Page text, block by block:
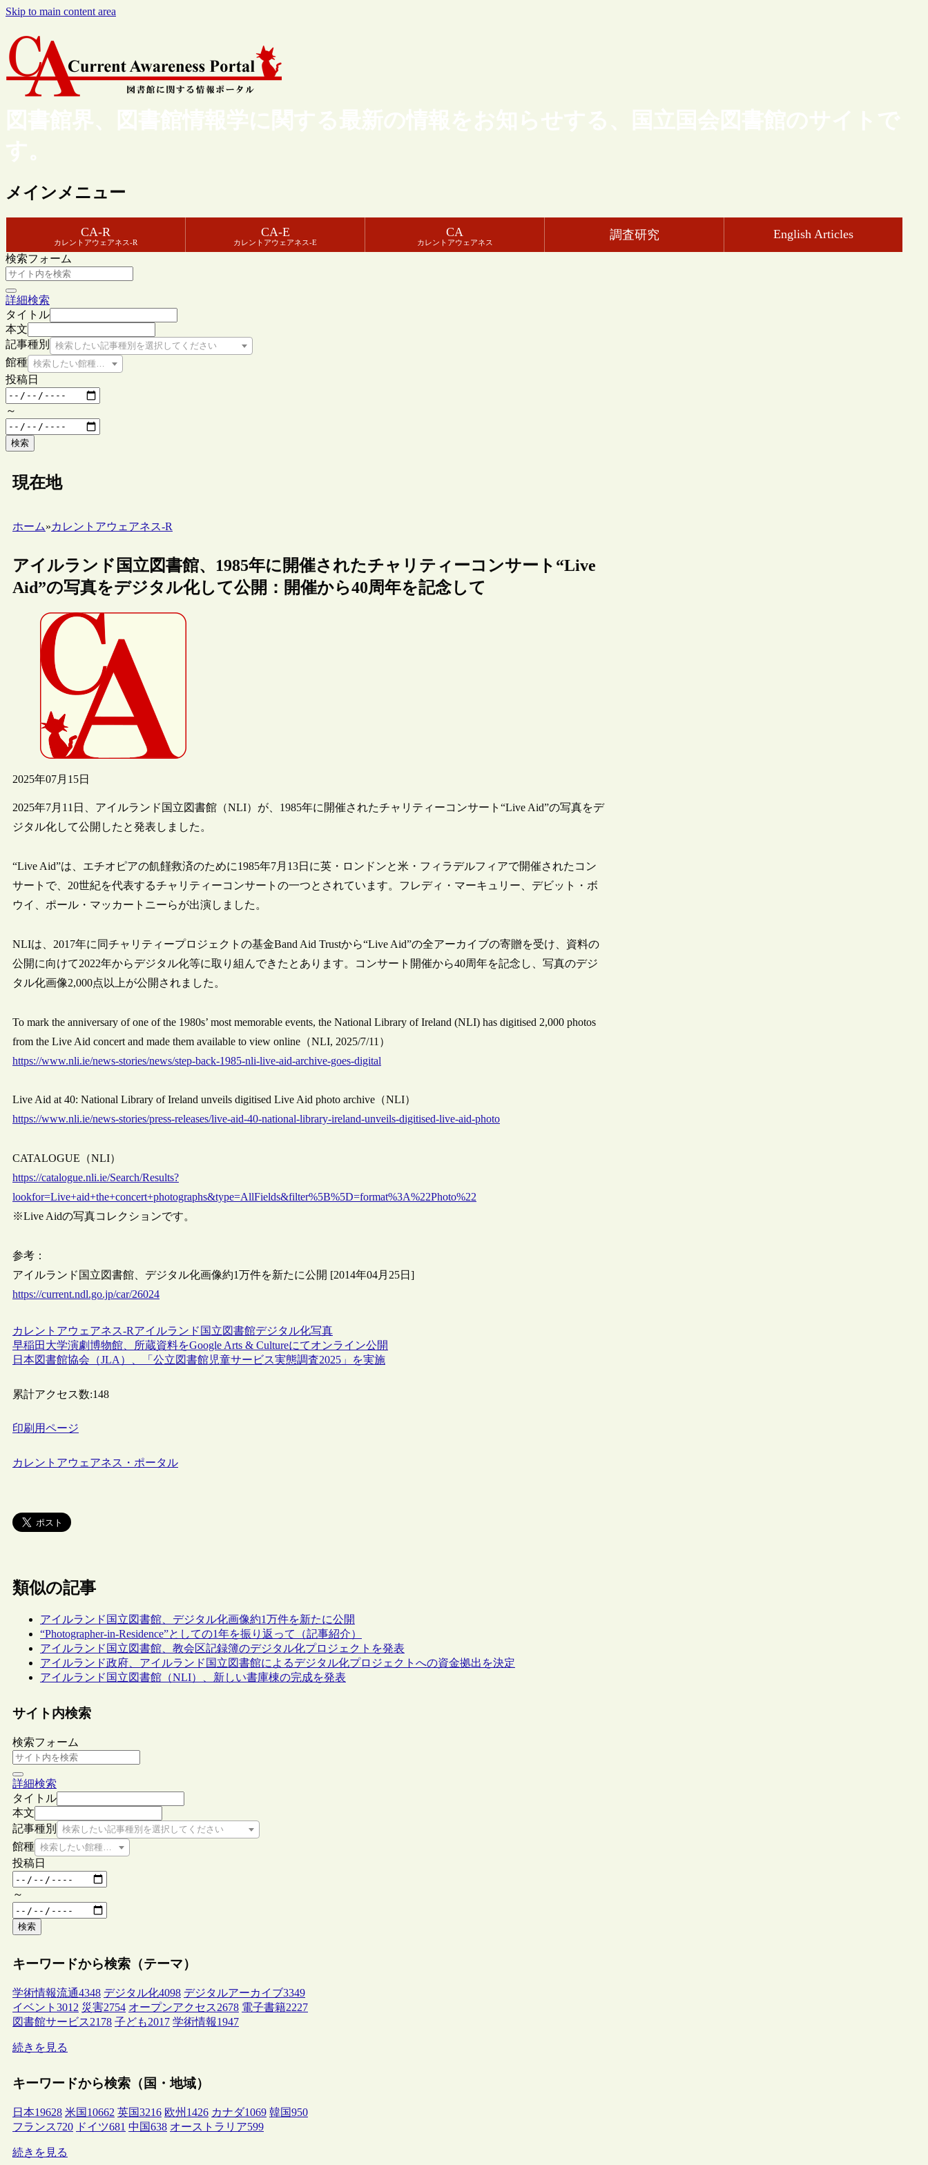
Skip to main content area
図書館界、図書館情報学に関する最新の情報をお知らせする、国立国会図書館のサイトで
す。
メインメニュー
CA-R
カレントアウェアネス-R
CA-E
カレントアウェアネス-E
CA
カレントアウェアネス
調査研究 English Articles
検索フォーム
詳細検索
タイトル
本文
記事種別
検索したい記事種別を選択してください
館種 検索したい館種を選択してください
投稿日
～
検索
現在地
ホーム»カレントアウェアネス-R
アイルランド国立図書館、1985年に開催されたチャリティーコンサート“Live
Aid”の写真をデジタル化して公開：開催から40周年を記念して
2025年07月15日
2025年7月11日、アイルランド国立図書館（NLI）が、1985年に開催されたチャリティーコンサート“Live Aid”の写真をデ
ジタル化して公開したと発表しました。
“Live Aid”は、エチオピアの飢饉救済のために1985年7月13日に英・ロンドンと米・フィラデルフィアで開催されたコン
サートで、20世紀を代表するチャリティーコンサートの一つとされています。フレディ・マーキュリー、デビット・ボ
ウイ、ポール・マッカートニーらが出演しました。
NLIは、2017年に同チャリティープロジェクトの基金Band Aid Trustから“Live Aid”の全アーカイブの寄贈を受け、資料の
公開に向けて2022年からデジタル化等に取り組んできたとあります。コンサート開催から40周年を記念し、写真のデジ
タル化画像2,000点以上が公開されました。
To mark the anniversary of one of the 1980s’ most memorable events, the National Library of Ireland (NLI) has digitised 2,000 photos
from the Live Aid concert and made them available to view online（NLI, 2025/7/11）
https://www.nli.ie/news-stories/news/step-back-1985-nli-live-aid-archive-goes-digital
Live Aid at 40: National Library of Ireland unveils digitised Live Aid photo archive（NLI）
https://www.nli.ie/news-stories/press-releases/live-aid-40-national-library-ireland-unveils-digitised-live-aid-photo
CATALOGUE（NLI）
https://catalogue.nli.ie/Search/Results?
lookfor=Live+aid+the+concert+photographs&type=AllFields&filter%5B%5D=format%3A%22Photo%22
※Live Aidの写真コレクションです。
参考：
アイルランド国立図書館、デジタル化画像約1万件を新たに公開 [2014年04月25日]
https://current.ndl.go.jp/car/26024
カレントアウェアネス-Rアイルランド 国立図書館デジタル化写真
早稲田大学演劇博物館、所蔵資料をGoogle Arts & Cultureにてオンライン公開
日本図書館協会（JLA）、「公立図書館児童サービス実態調査2025」を実施
累計アクセス数:148
印刷用ページ
カレントアウェアネス・ポータル
類似の記事
アイルランド国立図書館、デジタル化画像約1万件を新たに公開
“Photographer-in-Residence”としての1年を振り返って（記事紹介）
アイルランド国立図書館、教会区記録簿のデジタル化プロジェクトを発表
アイルランド政府、アイルランド国立図書館によるデジタル化プロジェクトへの資金拠出を決定
アイルランド国立図書館（NLI）、新しい書庫棟の完成を発表
サイト内検索
検索フォーム
詳細検索
タイトル
本文
記事種別
検索したい記事種別を選択してください
館種 検索したい館種を選択してください
投稿日
～
検索
キーワードから検索（テーマ）
学術情報流通4348 デジタル化4098 デジタルアーカイブ3349
イベント 3012 災害2754 オープンアクセス2678 電子書籍2227
図書館サービス2178 子ども2017 学術情報1947
続きを見る
キーワードから検索（国・地域）
日本19628 米国 10662 英国3216 欧州 1426 カナダ1069 韓国950
フランス720 ドイツ681 中国638 オーストラリア599
続きを見る